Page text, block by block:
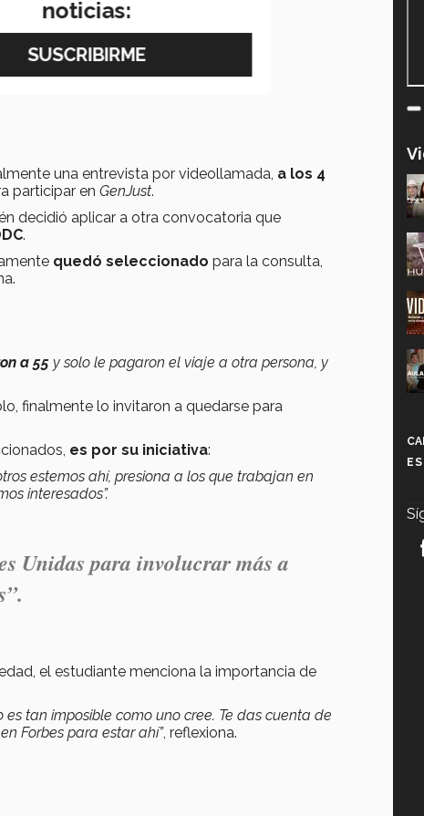
través depáginas en internet.
de la UNODCpara fomentar la
y justicia penal.
una entrevista por videollamada, a los 4
participar en GenJust.
decidió aplicar a otra convocatoria que
.
quedó seleccionado para la consulta,
a 55 y solo le pagaron el viaje a otra persona, y
finalmente lo invitaron a quedarse para
es por su iniciativa:
estemos ahí, presiona a los que trabajan en
interesados”.
Unidas para involucrar más a
el estudiante menciona la importancia de
es tan imposible como uno cree. Te das cuenta de
Forbes para estar ahí”, reflexiona.
ES
noticias: